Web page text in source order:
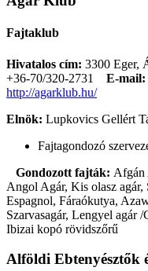
Fajtaklub
Hivatalos cím: 3300 Eger,
+36-70/320-2731
E-mail:
http://agarklub.hu/
Elnök: Lupkovics Gellért
Fajtagondozó
Gondozott fajták: Afgán
Angol Agár, Kis olasz
Espagnol, Fáraókutya,
Szarvasagár, Lengyel agár
Ibizai kopó rövidszőrű
Alföldi Ebtenyésztők